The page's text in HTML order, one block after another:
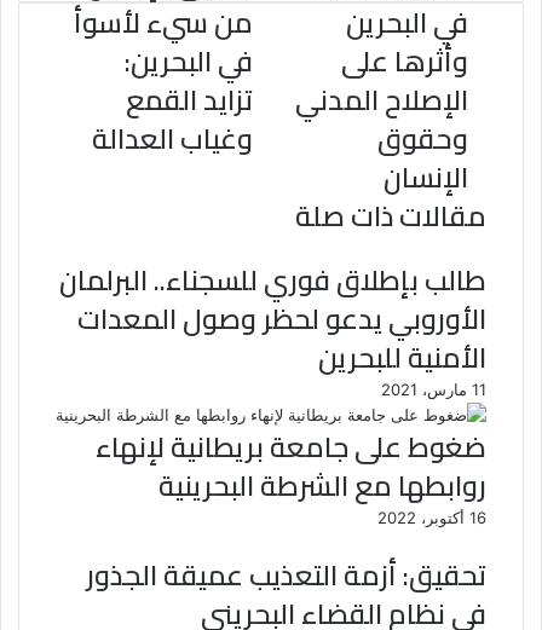
من سيء لأسوأ
في البحرين:
تزايد القمع
وغياب العدالة
في البحرين
وأثرها على
الإصلاح المدني
وحقوق
الإنسان
مقالات ذات صلة
طالب بإطلاق فوري للسجناء.. البرلمان
الأوروبي يدعو لحظر وصول المعدات
الأمنية للبحرين
11 مارس، 2021
ضغوط على جامعة بريطانية لإنهاء
روابطها مع الشرطة البحرينية
16 أكتوبر، 2022
تحقيق: أزمة التعذيب عميقة الجذور
في نظام القضاء البحريني